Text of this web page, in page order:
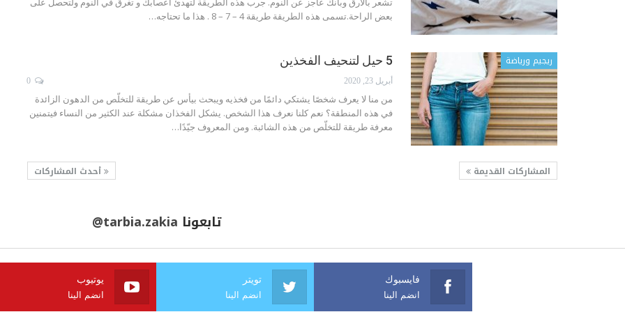
بعض الراحة.تسمى هذه الطريقة طريقة 4 – 7 – 8 . هذا ما تحتاجه
…
ريجيم ورياضة 5 حيل لتنحيف الفخذين
أبريل 23, 2020
من منا لا يعرف شخصًا يشتكي دائمًا من فخذيه ويبحث بيأس عن طريقة للتخلّص من الدهون الزائدة
في هذه المنطقة؟ نعم كلنا نعرف هذا الشخص. يشكل الفخذان مشكلة عند الكثير من النساء فيتمنين
معرفة طريقة للتخلّص من هذه الشائبة. ومن المعروف جيّدًا…
المشاركات القديمة أحدث المشاركات
تابعونا @tarbia.zakia
فايسبوك
انضم الينا
تويتر
انضم الينا
يوتيوب
انضم الينا